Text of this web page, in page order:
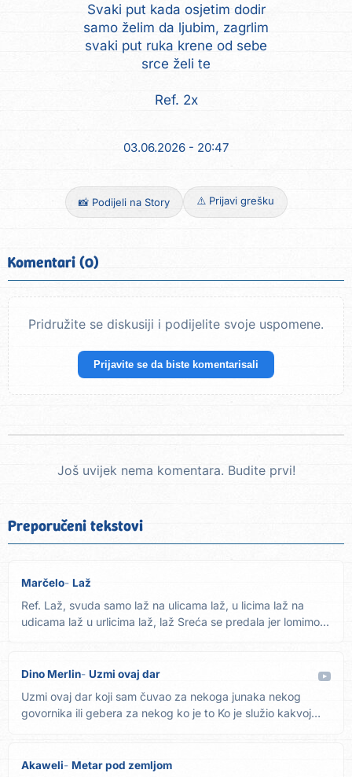
Svaki put kada osjetim dodir
samo želim da ljubim, zagrlim
svaki put ruka krene od sebe
srce želi te
Ref. 2x
03.06.2026 - 20:47
📸 Podijeli na Story ⚠️ Prijavi grešku
Komentari (0)
Pridružite se diskusiji i podijelite svoje uspomene.
Prijavite se da biste komentarisali
Još uvijek nema komentara. Budite prvi!
Preporučeni tekstovi
Marčelo Laž
Ref. Laž, svuda samo laž na ulicama laž, u licima laž na
udicama laž u urlicima laž, laž Sreća se predala jer lomimo...
Dino Merlin Uzmi ovaj dar
Uzmi ovaj dar koji sam čuvao za nekoga junaka nekog
govornika ili gebera za nekog ko je to Ko je služio kakvoj
Akaweli Metar pod zemljom